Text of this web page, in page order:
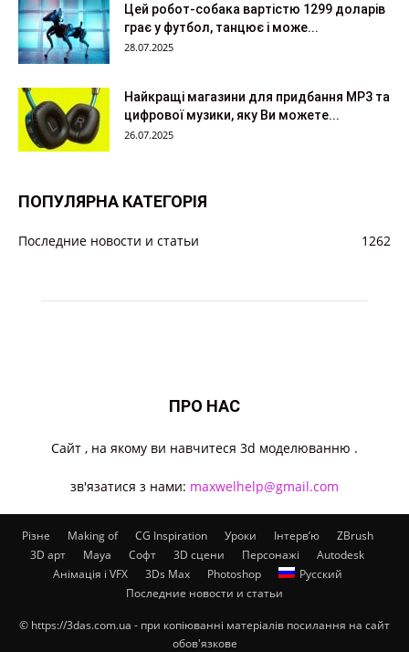
Цей робот-собака вартістю 1299 доларів
грає у футбол, танцює і може...
28.07.2025
Найкращі магазини для придбання MP3 та
цифрової музики, яку Ви можете...
26.07.2025
ПОПУЛЯРНА КАТЕГОРІЯ
Последние новости и статьи 1262
ПРО НАС
Cайт , на якому ви навчитеся 3d моделюванню .
зв'язатися з нами: maxwelhelp@gmail.com
Різне Making of CG Inspiration Уроки Інтерв’ю
ZBrush
3D арт
Maya Софт 3D сцени Персонажі
Autodesk
Анімація і VFX
3Ds Max Photoshop
Русский
Последние новости и статьи
© https://3das.com.ua - при копіюванні матеріалів посилання на сайт
обов'язкове